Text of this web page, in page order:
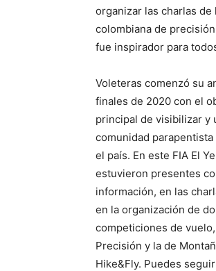
organizar las charlas de
colombiana de precisión
fue inspirador para
Voleteras comenzó su
finales de 2020 con el
principal de visibilizar y
comunidad
el país. En este FIA El
estuvieron presentes
información, en las
en la organización de
competiciones de
Precisión y la de
Hike&Fly. Puedes